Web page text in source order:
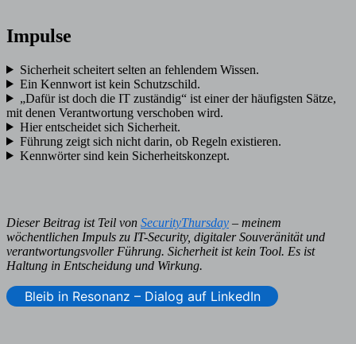
Impulse
Sicherheit scheitert selten an fehlendem Wissen.
Ein Kennwort ist kein Schutzschild.
„Dafür ist doch die IT zuständig“ ist einer der häufigsten Sätze,
mit denen Verantwortung verschoben wird.
Hier entscheidet sich Sicherheit.
Führung zeigt sich nicht darin, ob Regeln existieren.
Kennwörter sind kein Sicherheitskonzept.
Dieser Beitrag ist Teil von SecurityThursday – meinem
wöchentlichen Impuls zu IT-Security, digitaler Souveränität und
verantwortungsvoller Führung. Sicherheit ist kein Tool. Es ist
Haltung in Entscheidung und Wirkung.
Bleib in Resonanz – Dialog auf LinkedIn